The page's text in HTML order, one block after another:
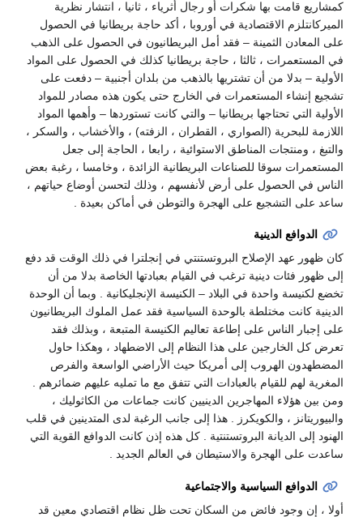
كمشاريع قامت بها شكرات أو رجال أثرياء ، ثانيا ، انتشار نظرية
الميركانتلزم الاقتصادية في أوروبا ، أكد حاجة بريطانيا في الحصول
على المعادن الثمينة – فقد أمل البريطانيون في الحصول على الذهب
في المستعمرات ، ثالثا ، حاجة بريطانيا كذلك في الحصول على المواد
الأولية – بدلا من أن تشتريها بالذهب من بلدان أجنبية – دفعت على
تشجيع إنشاء المستعمرات في الخارج حتى يكون هذه مصادر للمواد
الأولية التي تحتاجها بريطانيا – والتي كانت تستوردها – وأهمها المواد
اللازمة للبحرية (الصواري ، القطران ، الزفته) ، والأخشاب ، والسكر ،
والتبغ ، ومنتجات المناطق الاستوائية ، رابعا ، الحاجة إلى جعل
المستعمرات سوقا للصناعات البريطانية الزائدة ، وخامسا ، رغبة بعض
الناس في الحصول على أرض لأنفسهم ، وذلك لتحسن أوضاع حياتهم ،
ساعد على التشجيع على الهجرة والتوطن في أماكن بعيدة .
الدوافع الدينية
كان ظهور عهد الإصلاح البروتستنتي في إنجلترا في ذلك الوقت قد دفع
إلى ظهور فئات دينية ترغب في القيام بعبادتها الخاصة بدلا من أن
تخضع لكنيسة واحدة في البلاد – الكنيسة الإنجليكانية . وبما أن الوحدة
الدينية كانت مختلطة بالوحدة السياسية فقد عمل الملوك البريطانيون
على إجبار الناس على إطاعة تعاليم الكنيسة المتبعة ، وبذلك فقد
تعرض كل الخارجين على هذا النظام إلى الاضطهاد ، وهكذا حاول
المضطهدون الهروب إلى أمريكا حيث الأراضي الواسعة والفرص
المغرية لهم للقيام بالعبادات التي تتفق مع ما تمليه عليهم ضمائرهم .
ومن بين هؤلاء المهاجرين الدينيين كانت جماعات من الكاثوليك ،
والبيوريتانز ، والكويكرز . هذا إلى جانب الرغبة لدى المتدينين في قلب
الهنود إلى الديانة البروتستنتية . كل هذه إذن كانت الدوافع القوية التي
ساعدت على الهجرة والاستيطان في العالم الجديد .
الدوافع السياسية والاجتماعية
أولا ، إن وجود فائض من السكان تحت ظل نظام اقتصادي معين قد